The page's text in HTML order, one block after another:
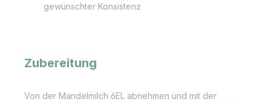
gewünschter Konsistenz
Zubereitung
Von der Mandelmilch 6EL abnehmen und mit der